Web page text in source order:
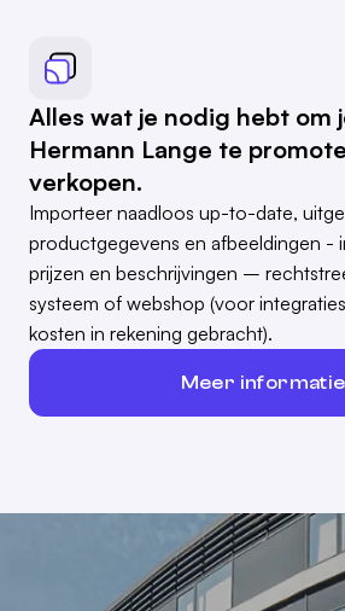
Alles wat je nodig hebt om
Hermann Lange te
verkopen.
Importeer naadloos up-to-date,
productgegevens en afbeeldingen -
prijzen en beschrijvingen –
systeem of webshop (voor
kosten in rekening gebracht).
Meer informatie